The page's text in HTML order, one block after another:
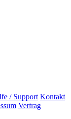
/ Support Kontakt
Vertrag